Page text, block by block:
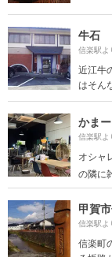
牛石
信楽駅よ
近江牛
はそん
かま
信楽駅よ
オシャ
の隣に
甲賀
信楽駅よ
信楽町